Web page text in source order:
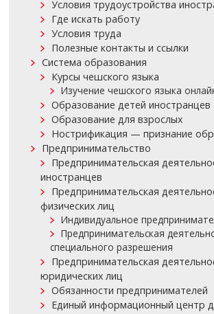
Условия трудоустройства
Где искать работу
Условия труда
Полезные контакты и ссылки
Система образования
Курсы чешского языка
Изучение чешского языка
Образование детей иностранцев
Образование для взрослых
Нострификация — признание
Предпринимательство
Предпринимательская
иностранцев
Предпринимательская
физических лиц
Индивидуальное
Предпринимательская
специального разрешения
Предпринимательская
юридических лиц
Обязанности предпринимателей
Единый информационный центр